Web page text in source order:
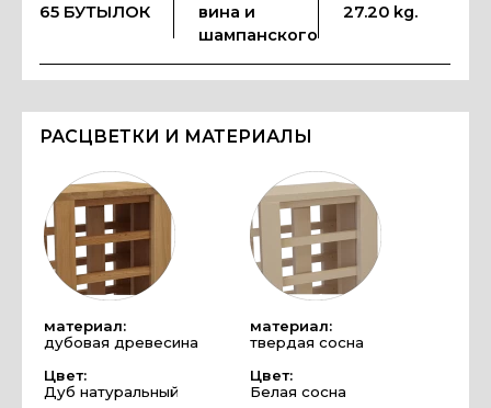
65 БУТЫЛОК
вина и
шампанского
27.20 kg.
РАСЦВЕТКИ И МАТЕРИАЛЫ
материал:
дубовая древесина
Цвет:
Дуб натуральный
материал:
твердая сосна
Цвет:
Белая сосна